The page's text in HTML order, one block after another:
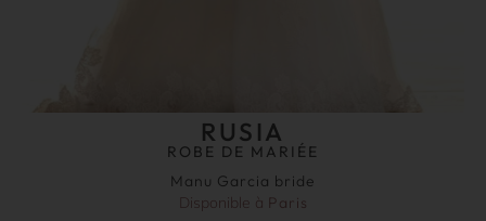
RUSIA
ROBE DE MARIÉE
Manu Garcia bride
Disponible à Paris